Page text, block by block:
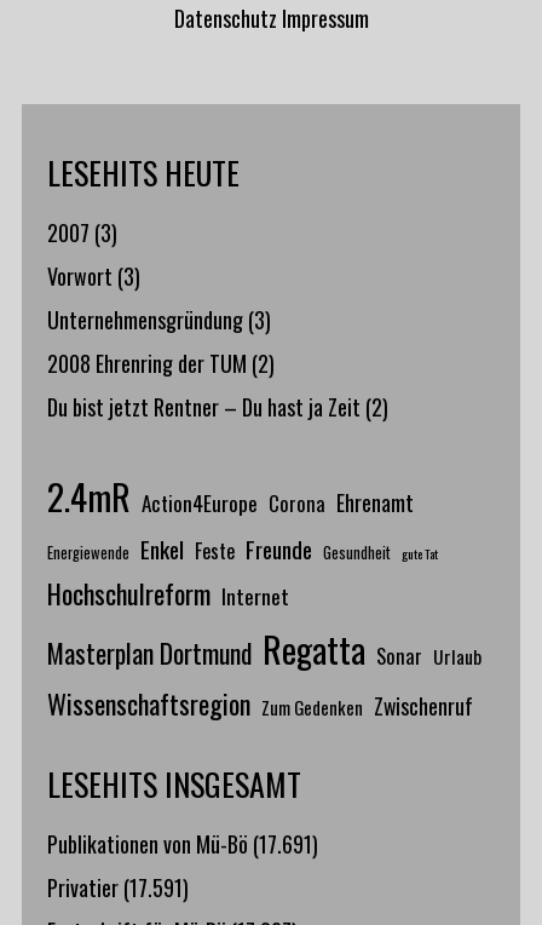
Datenschutz Impressum
LESEHITS HEUTE
2007 (3)
Vorwort (3)
Unternehmensgründung (3)
2008 Ehrenring der TUM (2)
Du bist jetzt Rentner – Du hast ja Zeit (2)
2.4mR Action4Europe Corona Ehrenamt
Energiewende Enkel Feste Freunde Gesundheit gute Tat
Hochschulreform Internet
Masterplan Dortmund Regatta Sonar Urlaub
Wissenschaftsregion Zum Gedenken Zwischenruf
LESEHITS INSGESAMT
Publikationen von Mü-Bö (17.691)
Privatier (17.591)